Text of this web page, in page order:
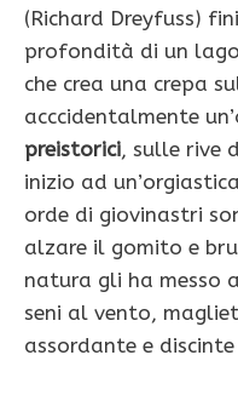
(Richard Dreyfuss)
profondità di un
che crea una crepa
acccidentalmente
preistorici, sulle rive
inizio ad
orde di giovinastri
alzare il gomito e
natura gli ha messo
seni al vento,
assordante e